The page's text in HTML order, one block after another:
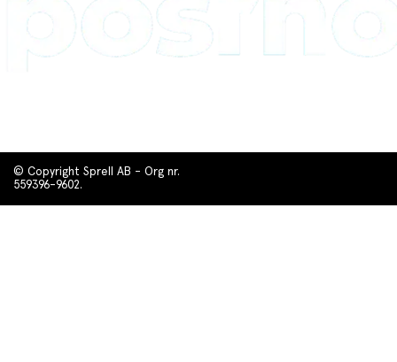
© Copyright Sprell AB - Org nr.
559396-9602.